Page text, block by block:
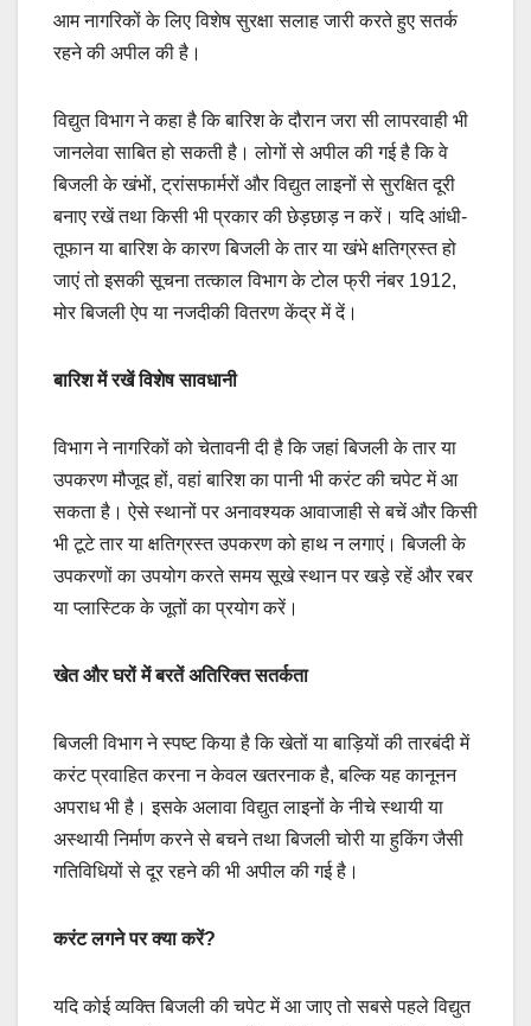
आम नागरिकों के लिए विशेष सुरक्षा सलाह जारी करते हुए सतर्क
रहने की अपील की है।
विद्युत विभाग ने कहा है कि बारिश के दौरान जरा सी लापरवाही भी
जानलेवा साबित हो सकती है। लोगों से अपील की गई है कि वे
बिजली के खंभों, ट्रांसफार्मरों और विद्युत लाइनों से सुरक्षित दूरी
बनाए रखें तथा किसी भी प्रकार की छेड़छाड़ न करें। यदि आंधी-
तूफान या बारिश के कारण बिजली के तार या खंभे क्षतिग्रस्त हो
जाएं तो इसकी सूचना तत्काल विभाग के टोल फ्री नंबर 1912,
मोर बिजली ऐप या नजदीकी वितरण केंद्र में दें।
बारिश में रखें विशेष सावधानी
विभाग ने नागरिकों को चेतावनी दी है कि जहां बिजली के तार या
उपकरण मौजूद हों, वहां बारिश का पानी भी करंट की चपेट में आ
सकता है। ऐसे स्थानों पर अनावश्यक आवाजाही से बचें और किसी
भी टूटे तार या क्षतिग्रस्त उपकरण को हाथ न लगाएं। बिजली के
उपकरणों का उपयोग करते समय सूखे स्थान पर खड़े रहें और रबर
या प्लास्टिक के जूतों का प्रयोग करें।
खेत और घरों में बरतें अतिरिक्त सतर्कता
बिजली विभाग ने स्पष्ट किया है कि खेतों या बाड़ियों की तारबंदी में
करंट प्रवाहित करना न केवल खतरनाक है, बल्कि यह कानूनन
अपराध भी है। इसके अलावा विद्युत लाइनों के नीचे स्थायी या
अस्थायी निर्माण करने से बचने तथा बिजली चोरी या हुकिंग जैसी
गतिविधियों से दूर रहने की भी अपील की गई है।
करंट लगने पर क्या करें?
यदि कोई व्यक्ति बिजली की चपेट में आ जाए तो सबसे पहले विद्युत